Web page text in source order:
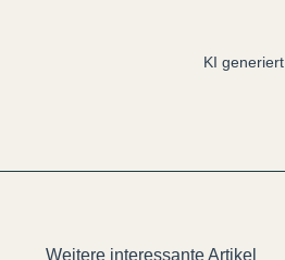
KI generiert
Weitere interessante Artikel